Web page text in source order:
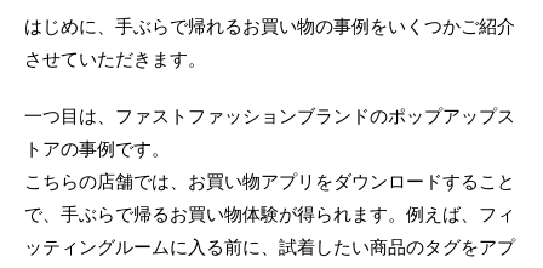
はじめに、手ぶらで帰れるお買い物の事例をいくつかご紹介
させていただきます。
一つ目は、ファストファッションブランドのポップアップス
トアの事例です。
こちらの店舗では、お買い物アプリをダウンロードすること
で、手ぶらで帰るお買い物体験が得られます。例えば、フィ
ッティングルームに入る前に、試着したい商品のタグをアプ